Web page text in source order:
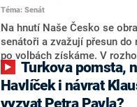
Téma: Senát
Na hnutí Naše Česko se
senátoři a zvažují přesun do
po volbách získáme. V
NEWS to řekl zakladatel
Martin Kuba. Konkrétní
například senátora Zdeňka
Havlíček i návrat